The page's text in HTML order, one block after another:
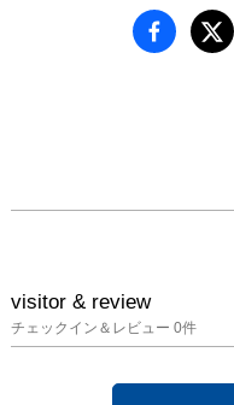
すが、 この様に作品達
が自ら各地を旅し、作者
くれます。　遠い異国の
地から届く便り を手に
した我が子を見る様な想
visitor & review
チェックイン＆レビュー 0件